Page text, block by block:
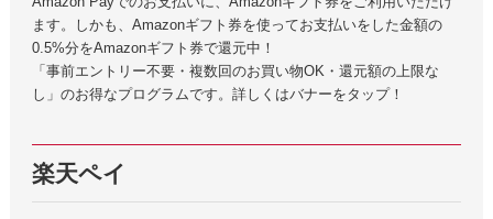
ます。しかも、Amazonギフト券を使ってお支払いをした金額の
0.5%分をAmazonギフト券で還元中！
「事前エントリー不要・複数回のお買い物OK・還元額の上限な
し」のお得なプログラムです。詳しくはバナーをタップ！
楽天ペイ